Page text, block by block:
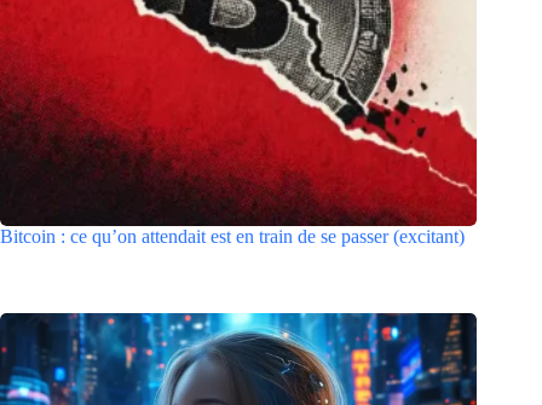
Bitcoin : ce qu’on attendait est en train de se passer (excitant)